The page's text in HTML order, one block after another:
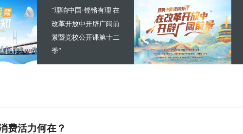
“理响中国·铿锵有理|在
改革开放中开辟广阔前
景暨党校公开课第十二
季”
费活力何在？